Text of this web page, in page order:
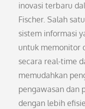
inovasi terbaru
Fischer. Salah
sistem informasi
untuk memonitor
secara real-time
memudahkan
pengawasan dan
dengan lebih